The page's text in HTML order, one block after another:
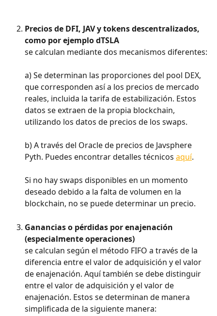
Precios de DFI, JAV y tokens descentralizados,
como por ejemplo dTSLA
se calculan mediante dos mecanismos diferentes:
a) Se determinan las proporciones del pool DEX,
que corresponden así a los precios de mercado
reales, incluida la tarifa de estabilización. Estos
datos se extraen de la propia blockchain,
utilizando los datos de precios de los swaps.
b) A través del Oracle de precios de Javsphere
Pyth. Puedes encontrar detalles técnicos aquí.
Si no hay swaps disponibles en un momento
deseado debido a la falta de volumen en la
blockchain, no se puede determinar un precio.
Ganancias o pérdidas por enajenación
(especialmente operaciones)
se calculan según el método FIFO a través de la
diferencia entre el valor de adquisición y el valor
de enajenación. Aquí también se debe distinguir
entre el valor de adquisición y el valor de
enajenación. Estos se determinan de manera
simplificada de la siguiente manera: